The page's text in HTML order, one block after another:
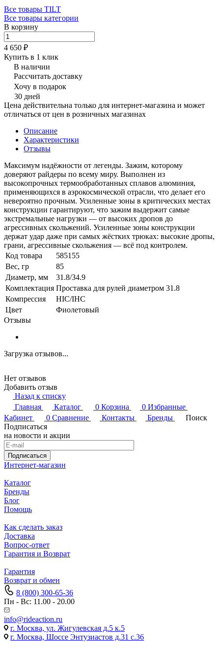
Все товары TILT
Все товары категории
В корзину
4 650 ₽
Купить в 1 клик
В наличии
Рассчитать доставку
Хочу в подарок
30 дней
Цена действительна только для интернет-магазина и может
отличаться от цен в розничных магазинах
Описание
Характеристики
Отзывы
Максимум надёжности от легенды. Зажим, которому
доверяют райдеры по всему миру. Выполнен из
высокопрочных термообработанных сплавов алюминия,
применяющихся в аэрокосмической отрасли, что делает его
невероятно прочным. Усиленные зоны в критических местах
конструкции гарантируют, что зажим выдержит самые
экстремальные нагрузки — от высоких дропов до
агрессивных скольжений. Усиленные зоны конструкции
держат удар даже при самых жёстких трюках: высокие дропы,
грани, агрессивные скольжения — всё под контролем.
Код товара
585155
Вес, гр
85
Диаметр, мм
31.8/34.9
Комплектация Проставка для рулей диаметром 31.8
Компрессия
HIC/IHC
Цвет
Фиолетовый
Отзывы
Загрузка отзывов...
Нет отзывов
Добавить отзыв
Назад к списку
Главная
Каталог 0 Корзина 0 Избранные
Кабинет
0 Сравнение Контакты Бренды
Поиск
Подписаться
на новости и акции
Подписаться
Интернет-магазин
Каталог
Бренды
Блог
Помощь
Как сделать заказ
Доставка
Вопрос-ответ
Гарантия и Возврат
Гарантия
Возврат и обмен
8 (800) 300-65-36
Пн - Вс: 11.00 - 20.00
info@rideaction.ru
г. Москва, ул. Жигулевская д.5 к.5
г. Москва, Шоссе Энтузиастов д.31 с.36